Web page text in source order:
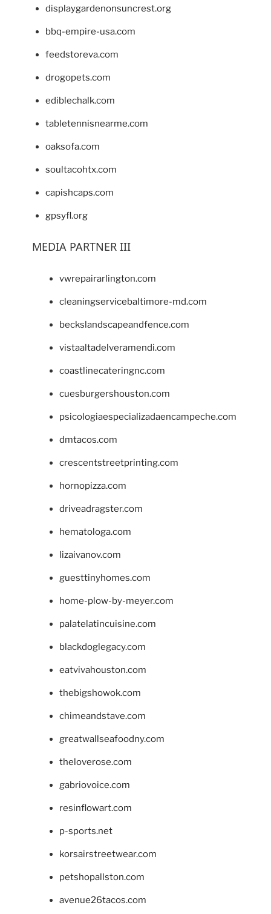
displaygardenonsuncrest.org
bbq-empire-usa.com
feedstoreva.com
drogopets.com
ediblechalk.com
tabletennisnearme.com
oaksofa.com
soultacohtx.com
capishcaps.com
gpsyfl.org
MEDIA PARTNER III
vwrepairarlington.com
cleaningservicebaltimore-md.com
beckslandscapeandfence.com
vistaaltadelveramendi.com
coastlinecateringnc.com
cuesburgershouston.com
psicologiaespecializadaencampeche.com
dmtacos.com
crescentstreetprinting.com
hornopizza.com
driveadragster.com
hematologa.com
lizaivanov.com
guesttinyhomes.com
home-plow-by-meyer.com
palatelatincuisine.com
blackdoglegacy.com
eatvivahouston.com
thebigshowok.com
chimeandstave.com
greatwallseafoodny.com
theloverose.com
gabriovoice.com
resinflowart.com
p-sports.net
korsairstreetwear.com
petshopallston.com
avenue26tacos.com